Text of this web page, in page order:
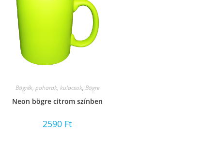
Bögrék, poharak, kulacsok, Bögre
Neon bögre citrom színben
2590 Ft